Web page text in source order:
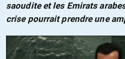
DON
saoudite et les Emirats
crise pourrait prendre une